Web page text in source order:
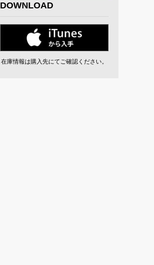
DOWNLOAD
在庫情報は購入先にてご確認ください。